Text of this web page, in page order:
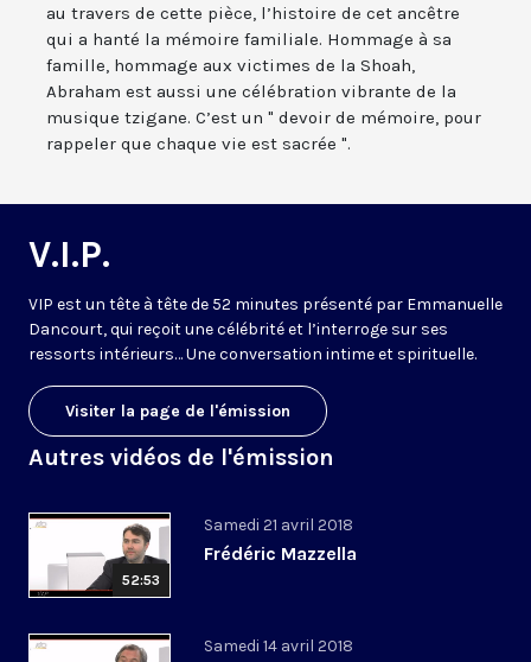
au travers de cette pièce, l’histoire de cet ancêtre
qui a hanté la mémoire familiale. Hommage à sa
famille, hommage aux victimes de la Shoah,
Abraham est aussi une célébration vibrante de la
musique tzigane. C’est un " devoir de mémoire, pour
rappeler que chaque vie est sacrée ".
V.I.P.
VIP est un tête à tête de 52 minutes présenté par Emmanuelle
Dancourt, qui reçoit une célébrité et l’interroge sur ses
ressorts intérieurs… Une conversation intime et spirituelle.
Visiter la page de l'émission
Autres vidéos de l'émission
52:53
Samedi 21 avril 2018
Frédéric Mazzella
Samedi 14 avril 2018